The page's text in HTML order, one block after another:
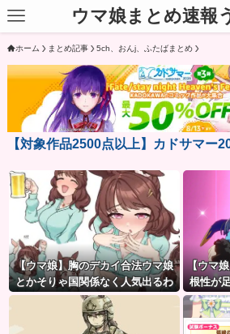
ウマ娘まとめ速報
ホーム まとめ記事 5ch、おんj、ふたばまとめ
【対象作品2500点以上】カドサマー
【ウマ娘】胸のデカイ合法ウマ娘
とかそりゃ国関係なく人気出るわ
な
【ウマ
根性が
がこち